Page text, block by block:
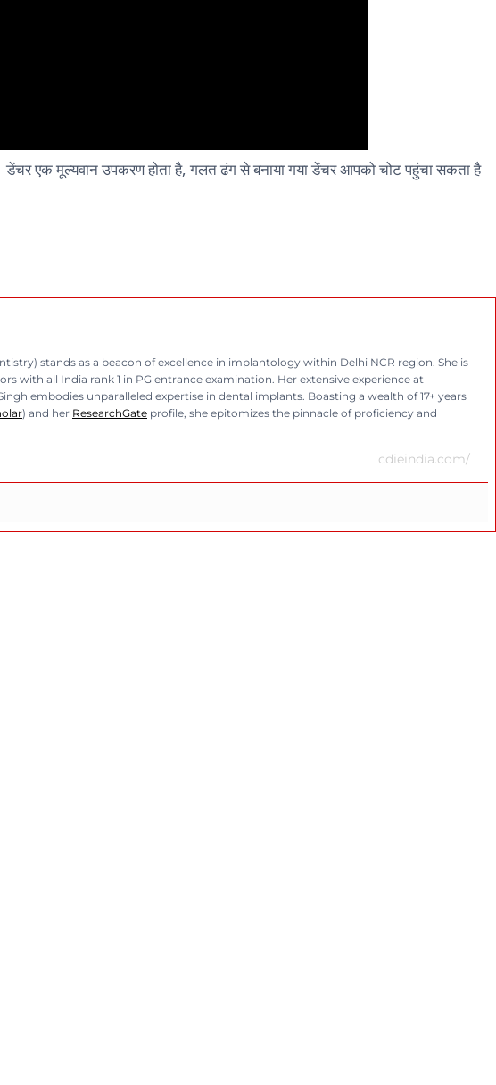
डेंचर एक मूल्यवान उपकरण होता है, गलत ढंग से बनाया गया डेंचर आपको चोट पहुंचा सकता है
stands as a beacon of excellence in implantology within Delhi NCR region. She is
with all India rank 1 in PG entrance examination. Her extensive experience at
embodies unparalleled expertise in dental implants. Boasting a wealth of 17+ years
) and her ResearchGate profile, she epitomizes the pinnacle of proficiency and
cdieindia.com/